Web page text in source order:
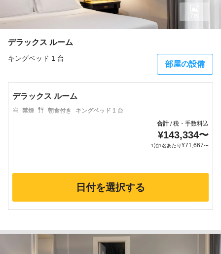
デラックス ルーム
キングベッド 1 台
部屋の設備
デラックス ルーム
禁煙 朝食付き
キングベッド 1 台
合計/税・手数料込
¥143,334〜
1泊1名あたり¥71,667〜
日付を選択する